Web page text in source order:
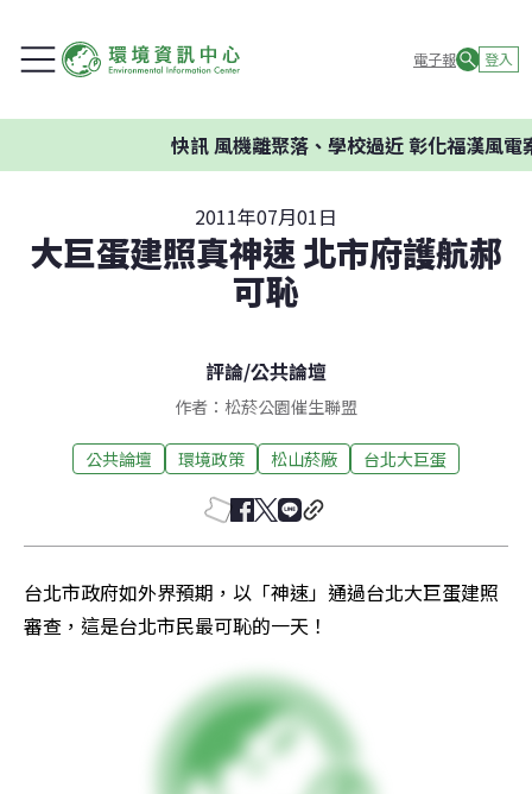
電子報 登入
快訊風機離聚落、學校過近 彰化福漢風電案
2011年07月01日
大巨蛋建照真神速 北市府護航郝
可恥
評論/公共論壇
作者：松菸公園催生聯盟
公共論壇 環境政策 松山菸廠 台北大巨蛋
台北市政府如外界預期，以「神速」通過台北大巨蛋建照
審查，這是台北市民最可恥的一天！